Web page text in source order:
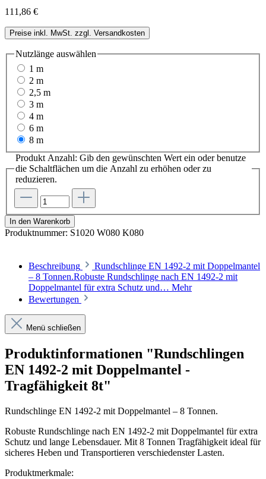
111,86 €
Preise inkl. MwSt. zzgl. Versandkosten
Nutzlänge auswählen
1 m
2 m
2,5 m
3 m
4 m
6 m
8 m
Produkt Anzahl: Gib den gewünschten Wert ein oder benutze
die Schaltflächen um die Anzahl zu erhöhen oder zu
reduzieren.
In den Warenkorb
Produktnummer: S1020 W080 K080
Beschreibung
Rundschlinge EN 1492-2 mit Doppelmantel
– 8 Tonnen.Robuste Rundschlinge nach EN 1492-2 mit
Doppelmantel für extra Schutz und… Mehr
Bewertungen
Menü schließen
Produktinformationen "Rundschlingen
EN 1492-2 mit Doppelmantel -
Tragfähigkeit 8t"
Rundschlinge EN 1492-2 mit Doppelmantel – 8 Tonnen.
Robuste Rundschlinge nach EN 1492-2 mit Doppelmantel für extra
Schutz und lange Lebensdauer. Mit 8 Tonnen Tragfähigkeit ideal für
sicheres Heben und Transportieren verschiedenster Lasten.
Produktmerkmale: